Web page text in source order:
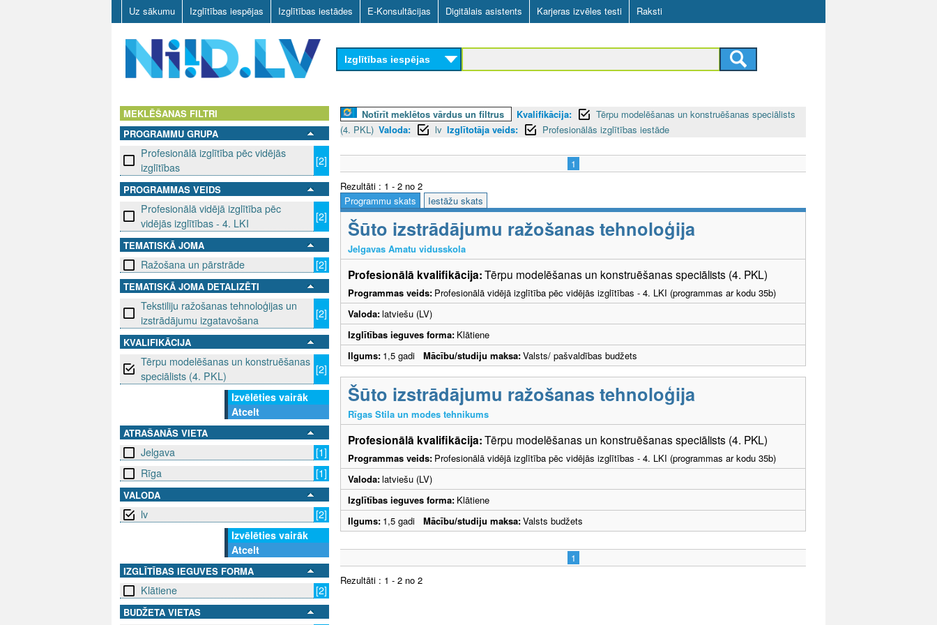
Skip
to
main
content
Uz sākumu Izglītības iespējas Izglītības iestādes E-Konsultācijas Digitālais asistents Karjeras izvēles testi Raksti
D
L
V
Izglītības iespējas
MEKLĒŠANAS FILTRI
PROGRAMMU GRUPA
Profesionālā izglītība pēc vidējās
izglītības
[2]
PROGRAMMAS VEIDS
Profesionālā vidējā izglītība pēc
vidējās izglītības - 4. LKI
[2]
TEMATISKĀ JOMA
Ražošana un pārstrāde [2]
TEMATISKĀ JOMA DETALIZĒTI
Tekstiliju ražošanas tehnoloģijas un
izstrādājumu izgatavošana
[2]
KVALIFIKĀCIJA
Tērpu modelēšanas un konstruēšanas
speciālists (4. PKL)
[2]
Izvēlēties vairāk
Atcelt
ATRAŠANĀS VIETA
Jelgava
[1]
Rīga
[1]
VALODA
lv
[2]
Izvēlēties vairāk
Atcelt
IZGLĪTĪBAS IEGUVES FORMA
Klātiene [2]
BUDŽETA VIETAS
Notīrīt meklētos vārdus un filtrus Kvalifikācija:
Tērpu modelēšanas un konstruēšanas speciālists
(4. PKL) Valoda: lv Izglītotāja veids: Profesionālās izglītības iestāde
1
Rezultāti : 1 - 2 no 2
Programmu skats
Iestāžu skats
Šūto izstrādājumu ražošanas tehnoloģija
Jelgavas Amatu vidusskola
Profesionālā kvalifikācija:Tērpu modelēšanas un konstruēšanas speciālists (4. PKL)
Programmas veids: Profesionālā vidējā izglītība pēc vidējās izglītības - 4. LKI (programmas ar kodu 35b)
Valoda:latviešu (LV)
Izglītības ieguves forma: Klātiene
Ilgums: 1,5 gadi Mācību/studiju maksa:Valsts/ pašvaldības budžets
Šūto izstrādājumu ražošanas tehnoloģija
Rīgas Stila un modes tehnikums
Profesionālā kvalifikācija:Tērpu modelēšanas un konstruēšanas speciālists (4. PKL)
Programmas veids: Profesionālā vidējā izglītība pēc vidējās izglītības - 4. LKI (programmas ar kodu 35b)
Valoda:latviešu (LV)
Izglītības ieguves forma: Klātiene
Ilgums: 1,5 gadi Mācību/studiju maksa:Valsts budžets
1
Rezultāti : 1 - 2 no 2